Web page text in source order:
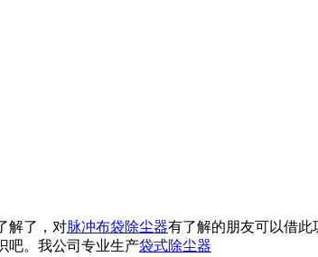
解了，对脉冲布袋除尘器有了解的朋友可以借
吧。我公司专业生产袋式除尘器